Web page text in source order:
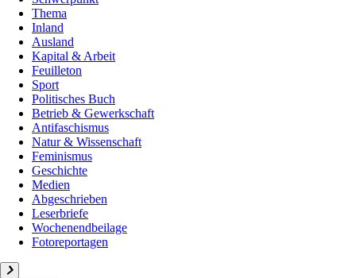
Thema
Inland
Ausland
Kapital & Arbeit
Feuilleton
Sport
Politisches Buch
Betrieb & Gewerkschaft
Antifaschismus
Natur & Wissenschaft
Feminismus
Geschichte
Medien
Abgeschrieben
Leserbriefe
Wochenendbeilage
Fotoreportagen